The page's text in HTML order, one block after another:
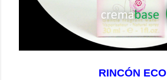
RINCÓN ECO